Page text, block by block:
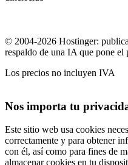
© 2004-2026 Hostinger:
respaldo de una IA que pone el
Los precios no incluyen IVA
Nos importa tu
Este sitio web usa cookies
correctamente y para obtener
con él, así como para fines de
almacenar cookies en tu